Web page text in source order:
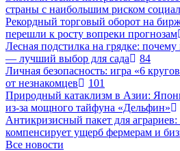
страны с наибольшим риском
Рекордный торговый оборот на
перешли к росту вопреки прогнозам
Лесная подстилка на грядке:
— лучший выбор для сада
84
Личная безопасность: игра «6
от незнакомцев
101
Природный катаклизм в Азии:
из-за мощного тайфуна «Дельфин»
Антикризисный пакет для
компенсирует ущерб фермерам и
Все новости